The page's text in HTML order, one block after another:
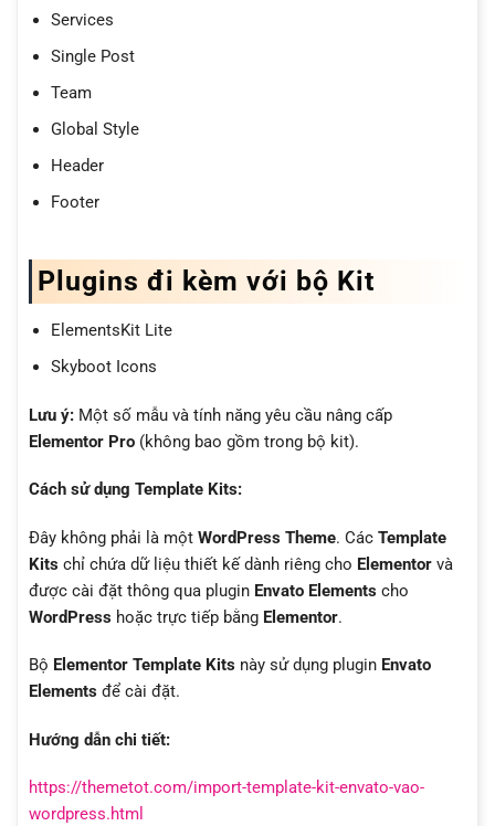
Services
Single Post
Team
Global Style
Header
Footer
Plugins đi kèm với bộ Kit
ElementsKit Lite
Skyboot Icons
Lưu ý: Một số mẫu và tính năng yêu cầu nâng cấp
Elementor Pro (không bao gồm trong bộ kit).
Cách sử dụng Template Kits:
Đây không phải là một WordPress Theme. Các Template
Kits chỉ chứa dữ liệu thiết kế dành riêng cho Elementor và
được cài đặt thông qua plugin Envato Elements cho
WordPress hoặc trực tiếp bằng Elementor.
Bộ Elementor Template Kits này sử dụng plugin Envato
Elements để cài đặt.
Hướng dẫn chi tiết:
https://themetot.com/import-template-kit-envato-vao-
wordpress.html